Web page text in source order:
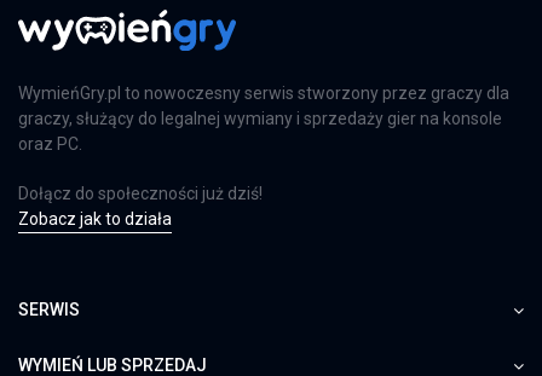
WymieńGry.pl to nowoczesny serwis stworzony przez graczy dla
graczy, służący do legalnej wymiany i sprzedaży gier na konsole
oraz PC.
Dołącz do społeczności już dziś!
Zobacz jak to działa
SERWIS
WYMIEŃ LUB SPRZEDAJ